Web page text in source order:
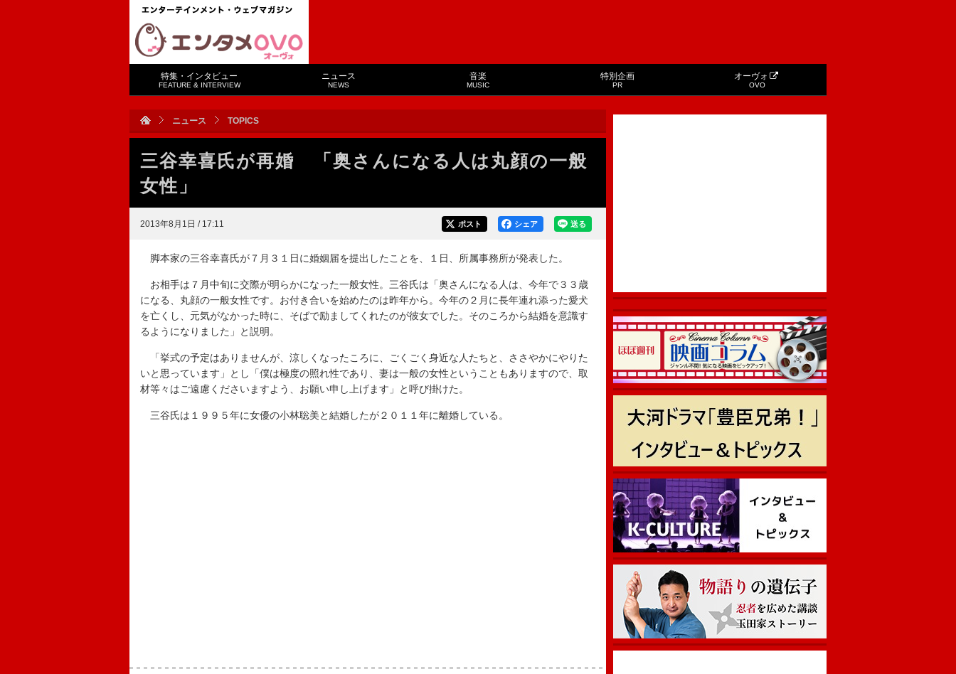
特集・インタビュー
FEATURE & INTERVIEW
ニュース
NEWS
音楽
MUSIC
特別企画
PR
オーヴォ
OVO
ニュース TOPICS
三谷幸喜氏が再婚 「奥さんになる人は丸顔の一般
女性」
2013年8月1日 / 17:11 送る
シェア
ポスト
脚本家の三谷幸喜氏が７月３１日に婚姻届を提出したことを、１日、所属事務所が発表した。
お相手は７月中旬に交際が明らかになった一般女性。三谷氏は「奥さんになる人は、今年で３３歳
になる、丸顔の一般女性です。お付き合いを始めたのは昨年から。今年の２月に長年連れ添った愛犬
を亡くし、元気がなかった時に、そばで励ましてくれたのが彼女でした。そのころから結婚を意識す
るようになりました」と説明。
「挙式の予定はありませんが、涼しくなったころに、ごくごく身近な人たちと、ささやかにやりた
いと思っています」とし「僕は極度の照れ性であり、妻は一般の女性ということもありますので、取
材等々はご遠慮くださいますよう、お願い申し上げます」と呼び掛けた。
三谷氏は１９９５年に女優の小林聡美と結婚したが２０１１年に離婚している。